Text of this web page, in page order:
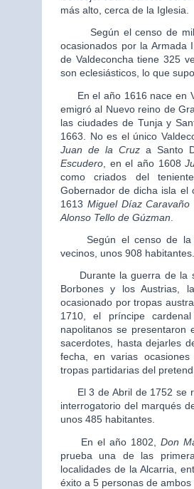
más alto, cerca de la Iglesia.
Según el censo de
ocasionados por la Armada
de Valdeconcha tiene 325
son eclesiásticos, lo que
En el año 1616 nace en
emigró al Nuevo reino de
las ciudades de Tunja y
1663. No es el único
Juan de la Cruz a Santo
Escudero , en el año 1608
como criados del
Gobernador de dicha isla el
1613 Miguel Díaz Caravaño
Alonso Tello de Gúzman
Según el censo de la
vecinos, unos 908 habitantes.
Durante la guerra de la
Borbones y los Austrias,
ocasionado por tropas
1710, el príncipe
napolitanos se presentaron
sacerdotes, hasta dejarles
fecha, en varias
tropas partidarias del
El 3 de Abril de 1752 se
interrogatorio del marqués
unos 485 habitantes.
En el año 1802, Don
prueba una de las
localidades de la Alcarria,
éxito a 5 personas de ambos